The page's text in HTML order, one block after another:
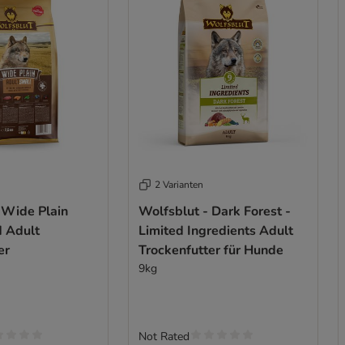
Plain
Adult
2 Varianten
Wolfsblut - Dark Forest -
Limited Ingredients Adult
Trockenfutter für Hunde
9kg
Not Rated